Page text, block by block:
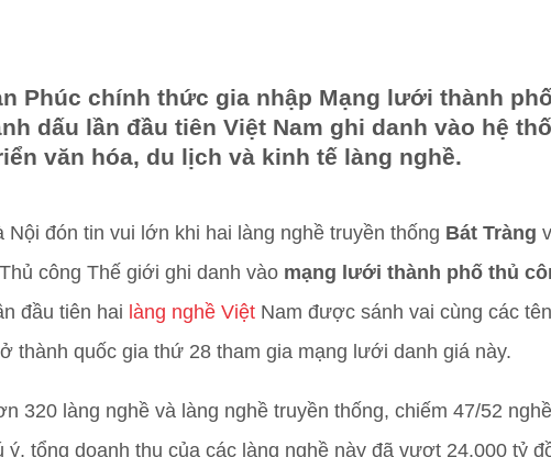
Phúc chính thức gia nhập Mạng lưới thành phố
dấu lần đầu tiên Việt Nam ghi danh vào hệ
văn hóa, du lịch và kinh tế làng nghề.
đón tin vui lớn khi hai làng nghề truyền thống Bát Tràng
công Thế giới ghi danh vào mạng lưới thành phố thủ
đầu tiên hai làng nghề Việt Nam được sánh vai cùng các
thành quốc gia thứ 28 tham gia mạng lưới danh giá này.
320 làng nghề và làng nghề truyền thống, chiếm 47/52 nghề
tổng doanh thu của các làng nghề này đã vượt 24.000 tỷ